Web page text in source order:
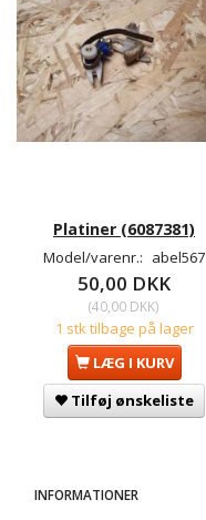
Platiner (6087381)
Model/varenr.: abel567
50,00 DKK
(40,00 DKK)
1 stk tilbage på lager
LÆG I KURV
Tilføj ønskeliste
INFORMATIONER